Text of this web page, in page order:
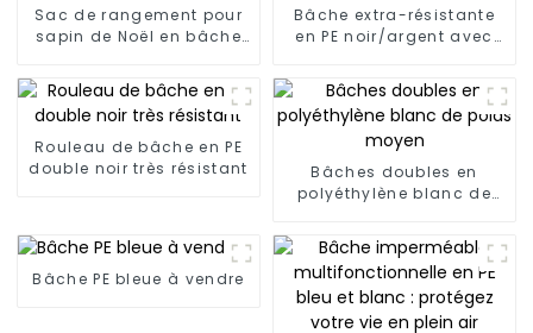
Sac de rangement pour
sapin de Noël en bâche
Bâche extra-résistante
en PE noir/argent avec
Rouleau de bâche en PE
double noir très résistant
Bâches doubles en
polyéthylène blanc de
Bâche PE bleue à vendre